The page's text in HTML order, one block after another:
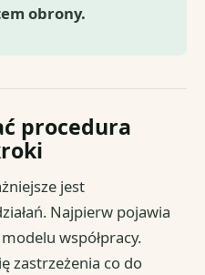
obrony.
procedura
jest
Najpierw pojawia
współpracy.
zastrzeżenia co do